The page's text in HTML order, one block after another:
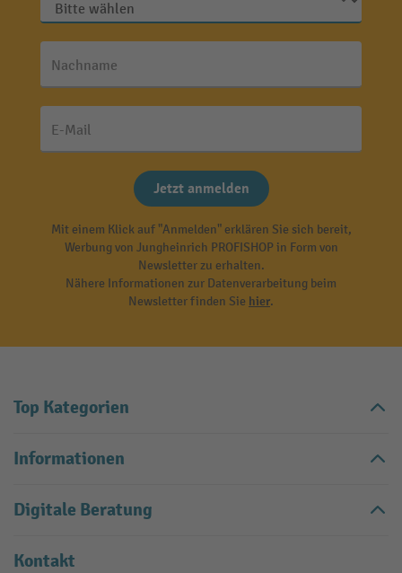
Nachname
E-Mail
Jetzt anmelden
Mit einem Klick auf "Anmelden" erklären Sie sich bereit,
Werbung von Jungheinrich PROFISHOP in Form von
Newsletter zu erhalten.
Nähere Informationen zur Datenverarbeitung beim
Newsletter finden Sie hier.
Top Kategorien
Informationen
Digitale Beratung
Kontakt